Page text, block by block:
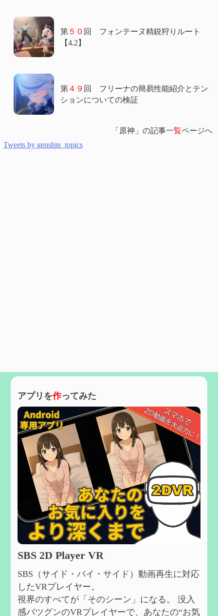
第５０ 回 フォンテーヌ精鋭狩りルート
【4.2】
第４９ 回 フリーナの簡易性能紹介とテン
ションについての検証
「原神」の記事一覧ページへ
Tweets by genshin_topics
アプリを作ってみた
SBS 2D Player VR
SBS（サイド・バイ・サイド）動画再生に対応
したVRプレイヤー。
視界のすべてが「そのシーン」になる。 没入
感バツグンのVRプレイヤーで、あなたの“お気